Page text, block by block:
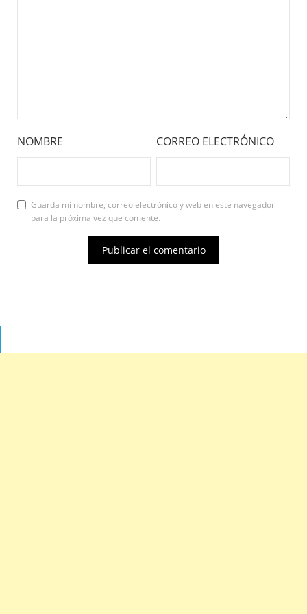
NOMBRE CORREO ELECTRÓNICO
Guarda mi nombre, correo electrónico y web en este navegador
para la próxima vez que comente.